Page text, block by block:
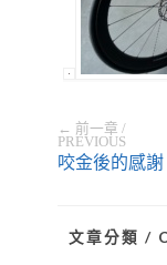
← 前一章 /
PREVIOUS
咬金後的感謝
文章分類 /